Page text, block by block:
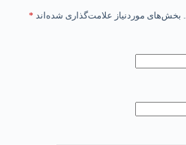
بخش‌های موردنیاز علامت‌گذاری شده‌اند *